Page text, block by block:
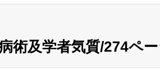
及学者気質/274ペー